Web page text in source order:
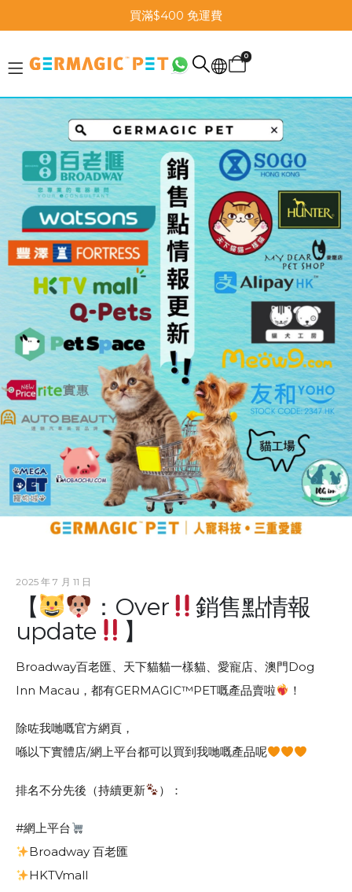
買滿$400 免運費
0
2025 年 7 月 11 日
【 ：Over
銷售點情報
update
】
Broadway百老匯、天下貓貓一樣貓、愛寵店、澳門Dog
Inn Macau，都有GERMAGIC™️PET嘅產品賣啦 ！
除咗我哋嘅官方網頁，
喺以下實體店/網上平台都可以買到我哋嘅產品呢
排名不分先後（持續更新 ）：
#網上平台
Broadway 百老匯
HKTVmall